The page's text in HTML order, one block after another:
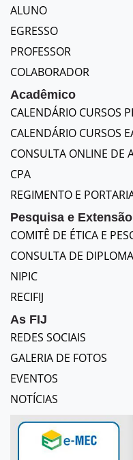
ALUNO
EGRESSO
PROFESSOR
COLABORADOR
Acadêmico
CALENDÁRIO CURSOS
CALENDÁRIO CURSOS
CONSULTA ONLINE DE
CPA
REGIMENTO E
Pesquisa e Extensão
COMITÊ DE ÉTICA E
CONSULTA DE DIPLOMA
NIPIC
RECIFIJ
As FIJ
REDES SOCIAIS
GALERIA DE FOTOS
EVENTOS
NOTÍCIAS